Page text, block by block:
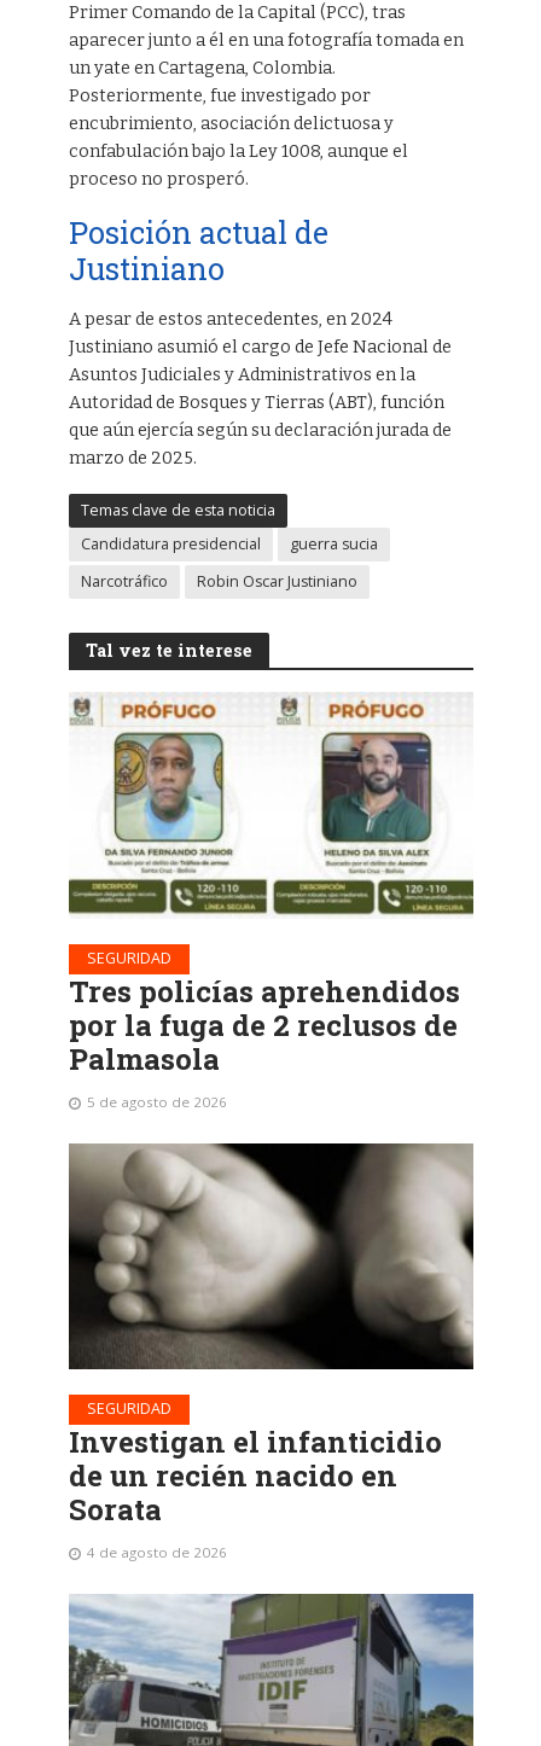
Primer Comando de la Capital (PCC), tras
aparecer junto a él en una fotografía tomada en
un yate en Cartagena, Colombia.
Posteriormente, fue investigado por
encubrimiento, asociación delictuosa y
confabulación bajo la Ley 1008, aunque el
proceso no prosperó.
Posición actual de
Justiniano
A pesar de estos antecedentes, en 2024
Justiniano asumió el cargo de Jefe Nacional de
Asuntos Judiciales y Administrativos en la
Autoridad de Bosques y Tierras (ABT), función
que aún ejercía según su declaración jurada de
marzo de 2025.
Temas clave de esta noticia
Candidatura presidencial
guerra sucia
Narcotráfico
Robin Oscar Justiniano
Tal vez te interese
SEGURIDAD
Tres policías aprehendidos
por la fuga de 2 reclusos de
Palmasola
5 de agosto de 2026
SEGURIDAD
Investigan el infanticidio
de un recién nacido en
Sorata
4 de agosto de 2026